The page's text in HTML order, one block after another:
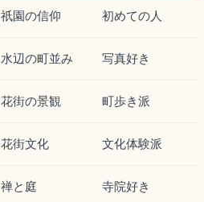
祇園の信仰 初めての人
水辺の町並み 写真好き
花街の景観 町歩き派
花街文化 文化体験派
禅と庭 寺院好き